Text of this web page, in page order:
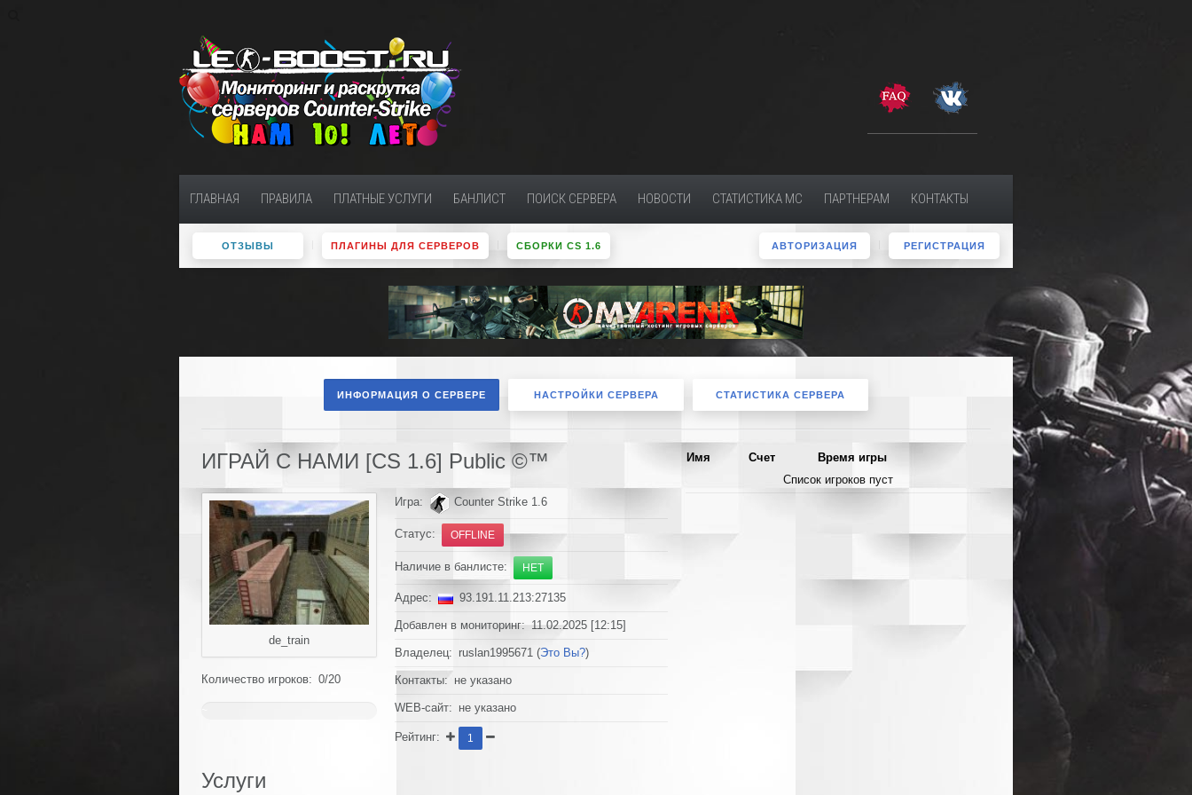
ГЛАВНАЯ ПРАВИЛА ПЛАТНЫЕ УСЛУГИ БАНЛИСТ ПОИСК СЕРВЕРА НОВОСТИ СТАТИСТИКА МС ПАРТНЕРАМ КОНТАКТЫ
ОТЗЫВЫ ПЛАГИНЫ ДЛЯ СЕРВЕРОВ СБОРКИ CS 1.6 АВТОРИЗАЦИЯ РЕГИСТРАЦИЯ
ИНФОРМАЦИЯ О СЕРВЕРЕ НАСТРОЙКИ СЕРВЕРА СТАТИСТИКА СЕРВЕРА
ИГРАЙ С НАМИ [CS 1.6] Public ©™
de_train
Количество игроков: 0/20
Игра: Counter Strike 1.6
Статус: OFFLINE
Наличие в банлисте: НЕТ
Адрес: 93.191.11.213:27135
Добавлен в мониторинг: 11.02.2025 [12:15]
Владелец: ruslan1995671 (Это Вы?)
Контакты: не указано
WEB-сайт: не указано
Рейтинг: 1
Услуги
Имя Счет
Время игры
Список игроков пуст